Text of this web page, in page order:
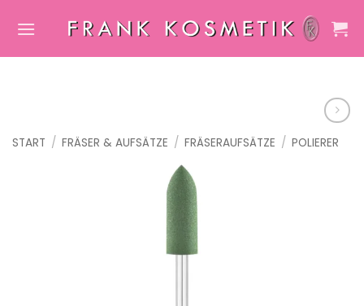
Inhalt
START / FRÄSER & AUFSÄTZE / FRÄSERAUFSÄTZE / POLIERER